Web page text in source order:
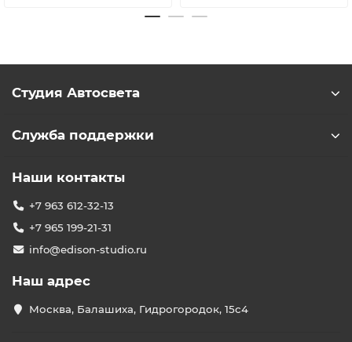
Студия Автосвета
Служба поддержки
Наши контакты
+7 963 612-32-13
+7 965 199-21-31
info@edison-studio.ru
Наш адрес
Москва, Балашиха, Гидрогородок, 15с4